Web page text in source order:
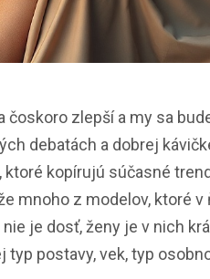
čoskoro zlepší a my sa
debatách a dobrej
kopírujú súčasné
mnoho z modelov, ktoré
je dosť, ženy je v nich
typ postavy, vek, typ